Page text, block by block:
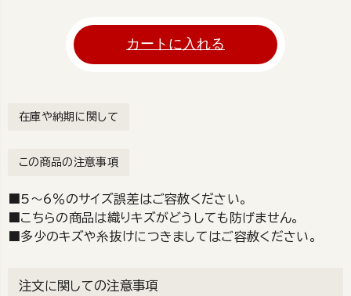
カートに入れる
在庫や納期に関して
この商品の注意事項
■5～6％のサイズ誤差はご容赦ください。
■こちらの商品は織りキズがどうしても防げません。
■多少のキズや糸抜けにつきましてはご容赦ください。
注文に関しての注意事項